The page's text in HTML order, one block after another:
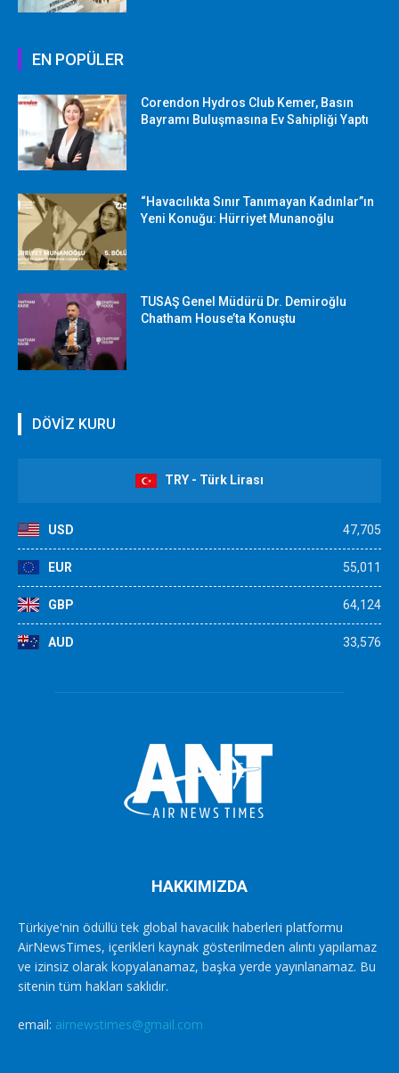
EN POPÜLER
Corendon Hydros Club Kemer, Basın
Bayramı Buluşmasına Ev Sahipliği Yaptı
“Havacılıkta Sınır Tanımayan Kadınlar”ın
Yeni Konuğu: Hürriyet Munanoğlu
TUSAŞ Genel Müdürü Dr. Demiroğlu
Chatham House’ta Konuştu
DÖVİZ KURU
TRY - Türk Lirası
USD 47,705
EUR 55,011
GBP 64,124
AUD 33,576
HAKKIMIZDA
Türkiye'nin ödüllü tek global havacılık haberleri platformu
AirNewsTimes, içerikleri kaynak gösterilmeden alıntı yapılamaz
ve izinsiz olarak kopyalanamaz, başka yerde yayınlanamaz. Bu
sitenin tüm hakları saklıdır.
email: airnewstimes@gmail.com